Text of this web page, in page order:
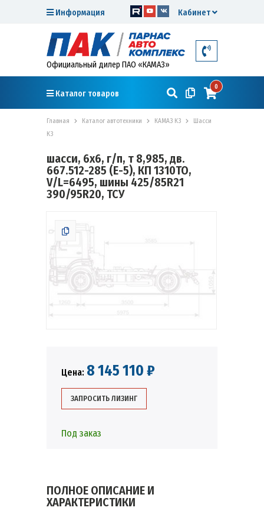
Кабинет
Информация
Официальный дилер ПАО «КАМАЗ»
Каталог товаров
0
Главная Каталог автотехники КАМАЗ К3
Шасси
К3
шасси, 6х6, г/п, т 8,985, дв.
667.512-285 (Е-5), КП 1310TO,
V/L=6495, шины 425/85R21
390/95R20, ТСУ
Цена: 8 145 110 ₽
ЗАПРОСИТЬ ЛИЗИНГ
Под заказ
ПОЛНОЕ ОПИСАНИЕ И
ХАРАКТЕРИСТИКИ